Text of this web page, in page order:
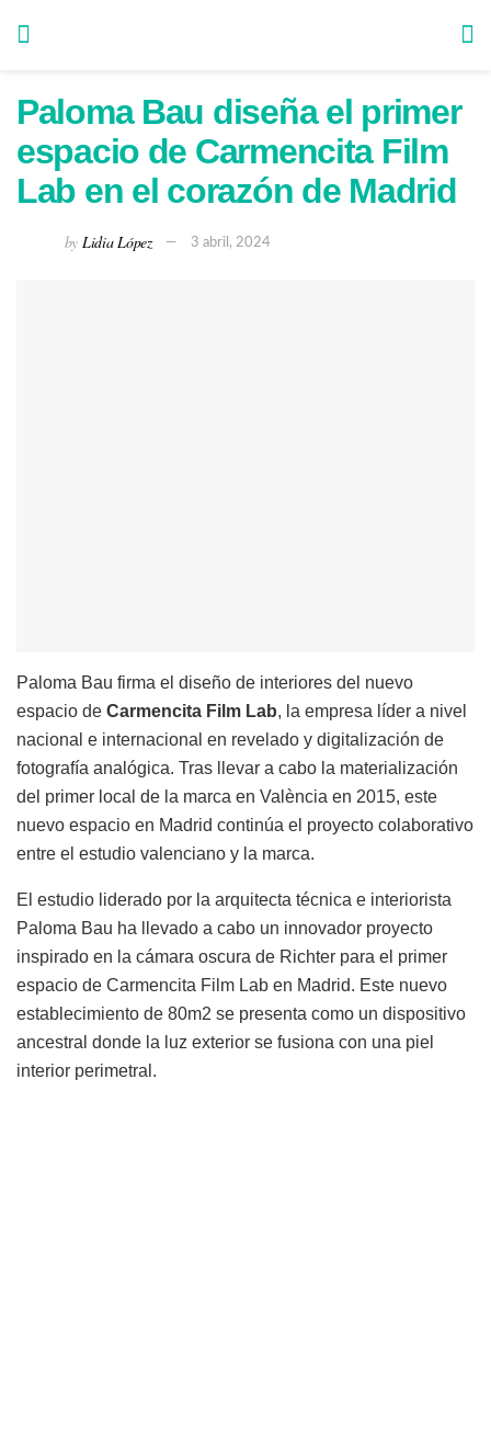
Paloma Bau diseña el primer
espacio de Carmencita Film
Lab en el corazón de Madrid
by Lidia López 3 abril, 2024
Paloma Bau firma el diseño de interiores del nuevo
espacio de Carmencita Film Lab, la empresa líder a nivel
nacional e internacional en revelado y digitalización de
fotografía analógica. Tras llevar a cabo la materialización
del primer local de la marca en València en 2015, este
nuevo espacio en Madrid continúa el proyecto colaborativo
entre el estudio valenciano y la marca.
El estudio liderado por la arquitecta técnica e interiorista
Paloma Bau ha llevado a cabo un innovador proyecto
inspirado en la cámara oscura de Richter para el primer
espacio de Carmencita Film Lab en Madrid. Este nuevo
establecimiento de 80m2 se presenta como un dispositivo
ancestral donde la luz exterior se fusiona con una piel
interior perimetral.